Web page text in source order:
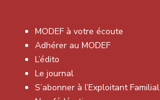
MODEF à votre écoute
Adhérer au MODEF
L’édito
Le journal
S’abonner à l’Exploitant Familial